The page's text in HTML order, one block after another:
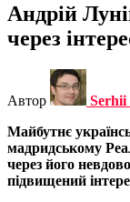
Андрій
через
Автор Serhii
Майбутнє
мадридському
через його
підвищений